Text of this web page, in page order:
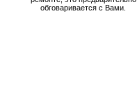
обговаривается с Вами.